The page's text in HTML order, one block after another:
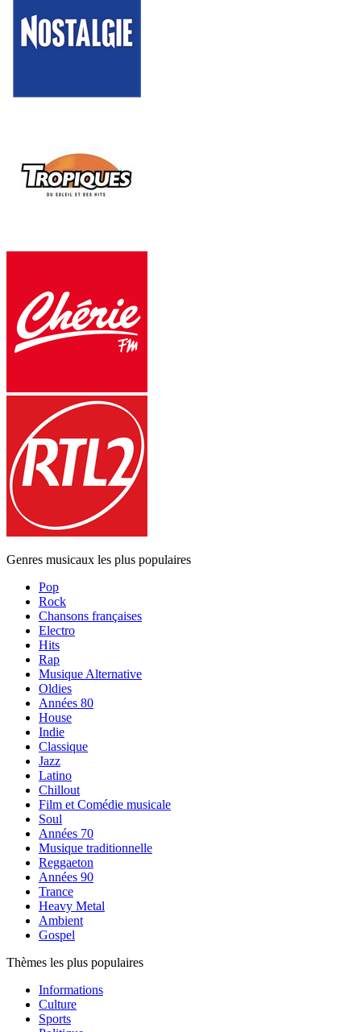
Genres musicaux les plus populaires
Pop
Rock
Chansons françaises
Electro
Hits
Rap
Musique Alternative
Oldies
Années 80
House
Indie
Classique
Jazz
Latino
Chillout
Film et Comédie musicale
Soul
Années 70
Musique traditionnelle
Reggaeton
Années 90
Trance
Heavy Metal
Ambient
Gospel
Thèmes les plus populaires
Informations
Culture
Sports